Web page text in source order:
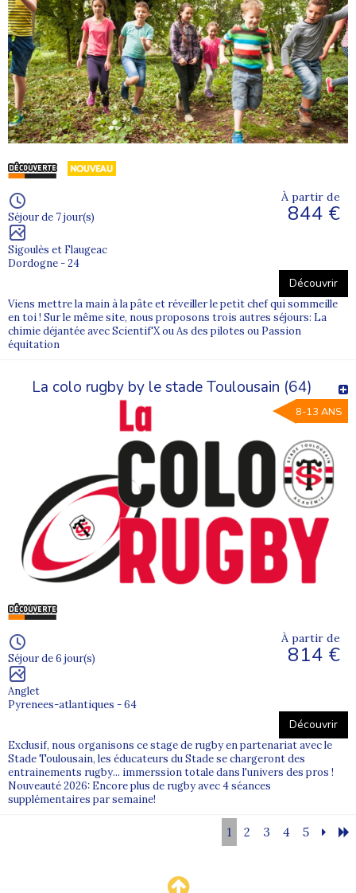
Séjour de 7 jour(s)
Sigoulès et Flaugeac
Dordogne - 24
À partir de
844 €
Découvrir
Viens mettre la main à la pâte et réveiller le petit chef qui sommeille
en toi ! Sur le même site, nous proposons trois autres séjours: La
chimie déjantée avec Scientif'X ou As des pilotes ou Passion
équitation
La colo rugby by le stade Toulousain (64)
8-13 ANS
Séjour de 6 jour(s)
Anglet
Pyrenees-atlantiques - 64
À partir de
814 €
Découvrir
Exclusif, nous organisons ce stage de rugby en partenariat avec le
Stade Toulousain, les éducateurs du Stade se chargeront des
entrainements rugby... immerssion totale dans l'univers des pros !
Nouveauté 2026: Encore plus de rugby avec 4 séances
supplémentaires par semaine!
1 2 3 4 5